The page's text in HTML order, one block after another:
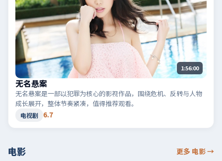
1:56:00
无名悬案
无名悬案是一部以犯罪为核心的影视作品，围绕危机、反转与人物
成长展开，整体节奏紧凑，值得推荐观看。
电视剧 6.7
电影 更多 电影→